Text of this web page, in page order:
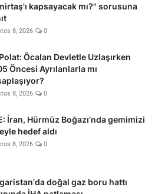
kapsayacak mı?" sorusuna
8, 2026 0
Öcalan Devletle Uzlaşırken
Öncesi Ayrılanlarla mı
8, 2026 0
İran, Hürmüz Boğazı’nda gemimizi
hedef aldı
8, 2026 0
doğal gaz boru hattı